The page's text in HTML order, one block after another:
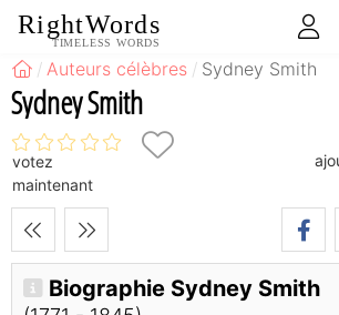
RightWords
TIMELESS WORDS
Auteurs célèbres Sydney Smith
Sydney Smith
votez
maintenant
Biographie Sydney Smith